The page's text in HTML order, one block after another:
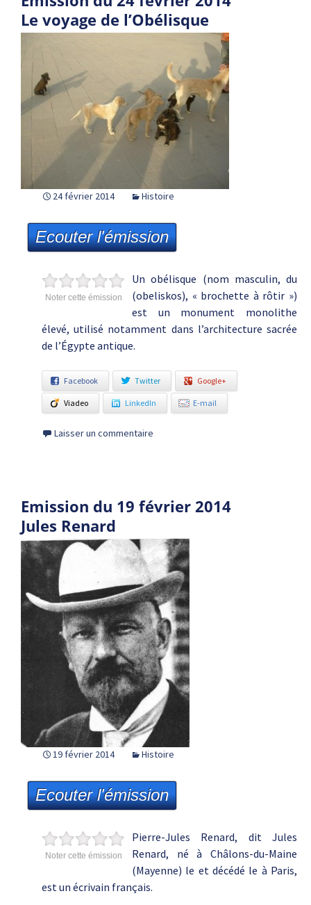
Le voyage de l’Obélisque
24 février 2014 Histoire
Ecouter l'émission
Noter cette émission
Un obélisque (nom masculin, du
(obeliskos), « brochette à rôtir »)
est un monument monolithe
élevé, utilisé notamment dans l’architecture sacrée
de l’Égypte antique.
Facebook Twitter Google+
Viadeo LinkedIn E-mail
Laisser un commentaire
Emission du 19 février 2014
Jules Renard
19 février 2014 Histoire
Ecouter l'émission
Noter cette émission
Pierre-Jules Renard, dit Jules
Renard, né à Châlons-du-Maine
(Mayenne) le et décédé le à Paris,
est un écrivain français.